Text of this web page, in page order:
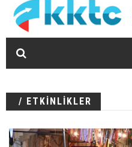
/ ETKİNLİKLER